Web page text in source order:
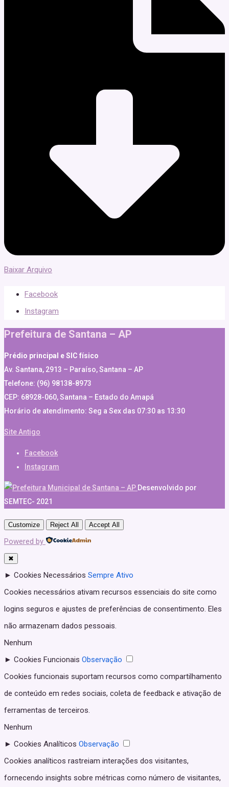
Baixar Arquivo
Facebook
Instagram
Prefeitura de Santana – AP
Prédio principal e SIC físico
Av. Santana, 2913 – Paraíso, Santana – AP
Telefone: (96) 98138-8973
CEP: 68928-060, Santana – Estado do Amapá
Horário de atendimento: Seg a Sex das 07:30 as 13:30
Site Antigo
Facebook
Instagram
Desenvolvido por
SEMTEC- 2021
Customize Reject All Accept All
Powered by
✖
► Cookies Necessários Sempre Ativo
Cookies necessários ativam recursos essenciais do site como
logins seguros e ajustes de preferências de consentimento. Eles
não armazenam dados pessoais.
Nenhum
► Cookies Funcionais Observação
Cookies funcionais suportam recursos como compartilhamento
de conteúdo em redes sociais, coleta de feedback e ativação de
ferramentas de terceiros.
Nenhum
► Cookies Analíticos Observação
Cookies analíticos rastreiam interações dos visitantes,
fornecendo insights sobre métricas como número de visitantes,